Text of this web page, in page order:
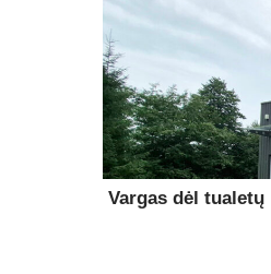
Vargas dėl tualetų